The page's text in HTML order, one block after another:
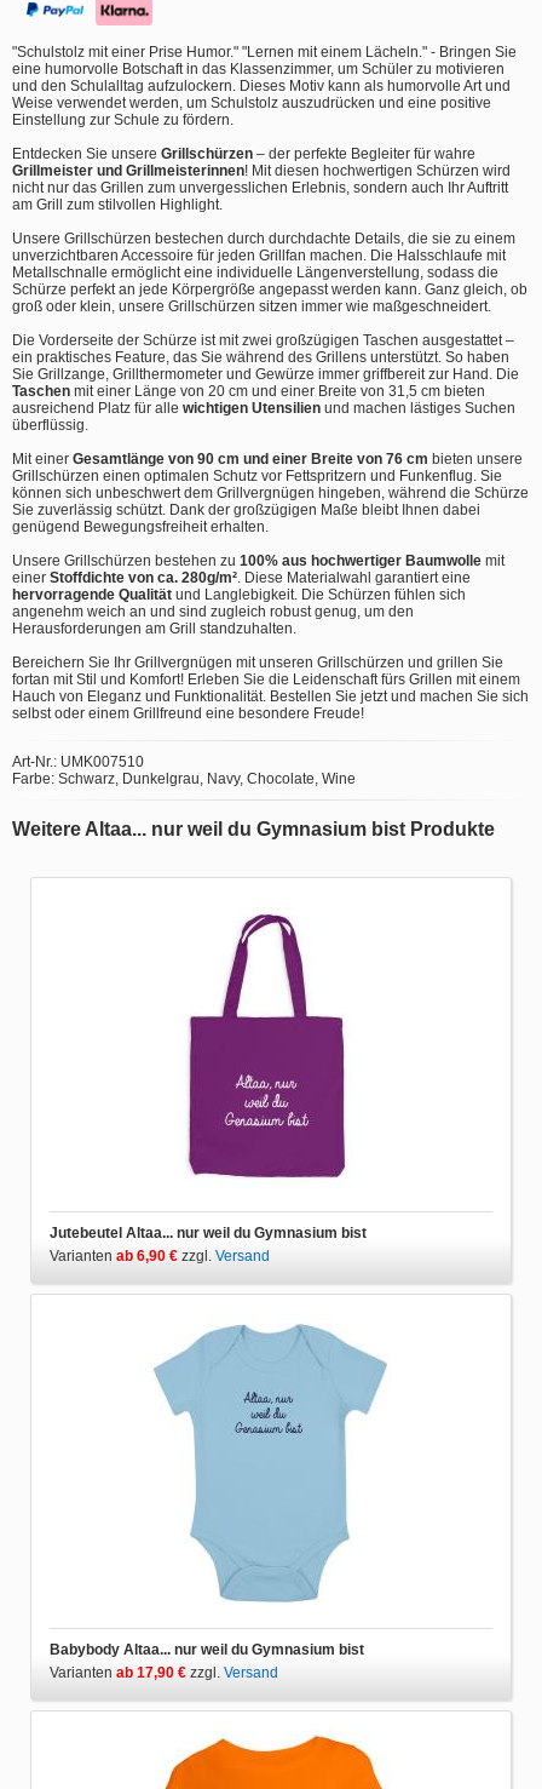
"Schulstolz mit einer Prise Humor." "Lernen mit einem Lächeln." - Bringen Sie
eine humorvolle Botschaft in das Klassenzimmer, um Schüler zu motivieren
und den Schulalltag aufzulockern. Dieses Motiv kann als humorvolle Art und
Weise verwendet werden, um Schulstolz auszudrücken und eine positive
Einstellung zur Schule zu fördern.
Entdecken Sie unsere Grillschürzen – der perfekte Begleiter für wahre
Grillmeister und Grillmeisterinnen! Mit diesen hochwertigen Schürzen wird
nicht nur das Grillen zum unvergesslichen Erlebnis, sondern auch Ihr Auftritt
am Grill zum stilvollen Highlight.
Unsere Grillschürzen bestechen durch durchdachte Details, die sie zu einem
unverzichtbaren Accessoire für jeden Grillfan machen. Die Halsschlaufe mit
Metallschnalle ermöglicht eine individuelle Längenverstellung, sodass die
Schürze perfekt an jede Körpergröße angepasst werden kann. Ganz gleich, ob
groß oder klein, unsere Grillschürzen sitzen immer wie maßgeschneidert.
Die Vorderseite der Schürze ist mit zwei großzügigen Taschen ausgestattet –
ein praktisches Feature, das Sie während des Grillens unterstützt. So haben
Sie Grillzange, Grillthermometer und Gewürze immer griffbereit zur Hand. Die
Taschen mit einer Länge von 20 cm und einer Breite von 31,5 cm bieten
ausreichend Platz für alle wichtigen Utensilien und machen lästiges Suchen
überflüssig.
Mit einer Gesamtlänge von 90 cm und einer Breite von 76 cm bieten unsere
Grillschürzen einen optimalen Schutz vor Fettspritzern und Funkenflug. Sie
können sich unbeschwert dem Grillvergnügen hingeben, während die Schürze
Sie zuverlässig schützt. Dank der großzügigen Maße bleibt Ihnen dabei
genügend Bewegungsfreiheit erhalten.
Unsere Grillschürzen bestehen zu 100% aus hochwertiger Baumwolle mit
einer Stoffdichte von ca. 280g/m² . Diese Materialwahl garantiert eine
hervorragende Qualität und Langlebigkeit. Die Schürzen fühlen sich
angenehm weich an und sind zugleich robust genug, um den
Herausforderungen am Grill standzuhalten.
Bereichern Sie Ihr Grillvergnügen mit unseren Grillschürzen und grillen Sie
fortan mit Stil und Komfort! Erleben Sie die Leidenschaft fürs Grillen mit einem
Hauch von Eleganz und Funktionalität. Bestellen Sie jetzt und machen Sie sich
selbst oder einem Grillfreund eine besondere Freude!
Art-Nr.: UMK007510
Farbe: Schwarz, Dunkelgrau, Navy, Chocolate, Wine
Weitere Altaa... nur weil du Gymnasium bist Produkte
Jutebeutel Altaa... nur weil du Gymnasium bist
Varianten ab 6,90 € zzgl. Versand
Babybody Altaa... nur weil du Gymnasium bist
Varianten ab 17,90 € zzgl. Versand